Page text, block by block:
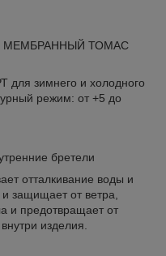
МЕМБРАННЫЙ ТОМАС
зимнего и холодного
режим: от +5 до
бретели
отталкивание воды и
защищает от ветра,
и предотвращает от
изделия.